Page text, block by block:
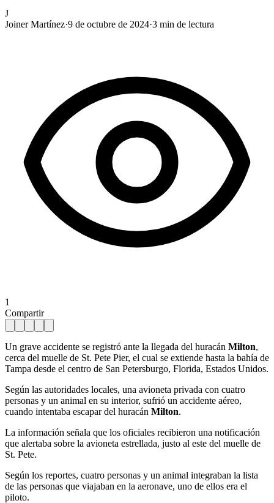
J
Joiner Martínez·9 de octubre de 2024·3 min de lectura
1
Compartir
Un grave accidente se registró ante la llegada del huracán Milton,
cerca del muelle de St. Pete Pier, el cual se extiende hasta la bahía de
Tampa desde el centro de San Petersburgo, Florida, Estados Unidos.
Según las autoridades locales, una avioneta privada con cuatro
personas y un animal en su interior, sufrió un accidente aéreo,
cuando intentaba escapar del huracán Milton.
La información señala que los oficiales recibieron una notificación
que alertaba sobre la avioneta estrellada, justo al este del muelle de
St. Pete.
Según los reportes, cuatro personas y un animal integraban la lista
de las personas que viajaban en la aeronave, uno de ellos era el
piloto.